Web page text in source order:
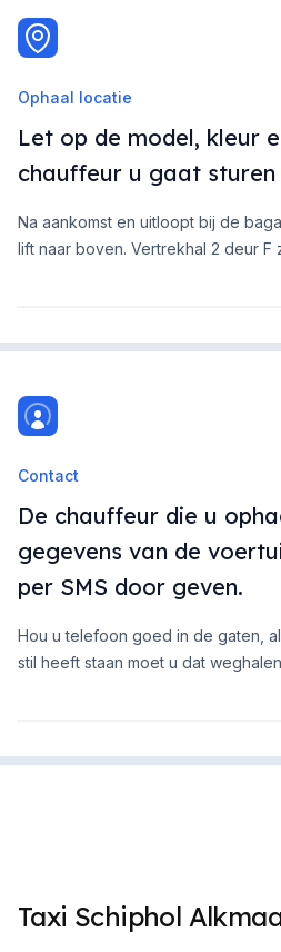
Ophaal locatie
Let op de model, kleur
chauffeur u gaat sturen
Na aankomst en uitloopt bij de
lift naar boven. Vertrekhal 2 deur
Contact
De chauffeur die u
gegevens van de
per SMS door geven.
Hou u telefoon goed in de gaten,
stil heeft staan moet u dat
Taxi Schiphol